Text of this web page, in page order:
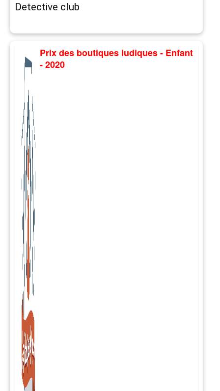
Detective club
Prix des boutiques ludiques - Enfant
- 2020